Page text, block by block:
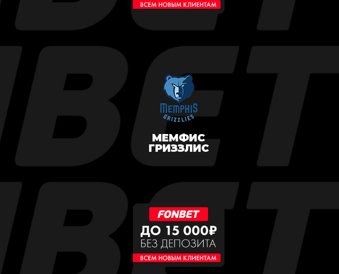
МЕМФИС
ГРИЗЗЛИС